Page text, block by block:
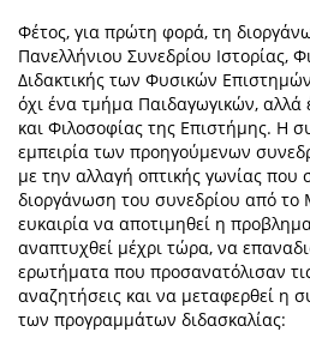
Φέτος, για πρώτη φορά, τη
Πανελλήνιου Συνεδρίου Ιστορίας,
Διδακτικής των Φυσικών
όχι ένα τμήμα Παιδαγωγικών, αλλά
και Φιλοσοφίας της Επιστήμης. Η
εμπειρία των προηγούμενων
με την αλλαγή οπτικής γωνίας που
διοργάνωση του συνεδρίου από το
ευκαιρία να αποτιμηθεί η
αναπτυχθεί μέχρι τώρα, να
ερωτήματα που προσανατόλισαν
αναζητήσεις και να μεταφερθεί η
των προγραμμάτων διδασκαλίας: